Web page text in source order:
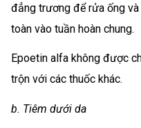
đẳng trương để rửa ống
toàn vào tuần hoàn chung.
Epoetin alfa không được
trộn với các thuốc khác.
b. Tiêm dưới da